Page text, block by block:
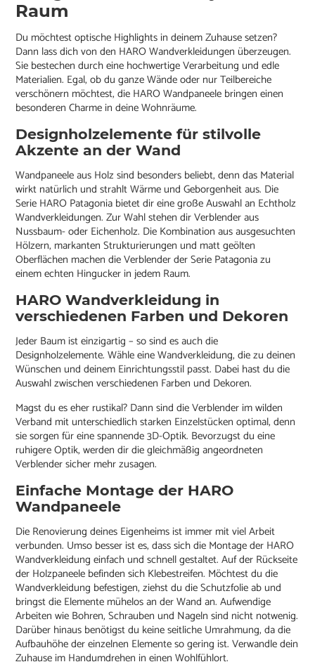
Raum
Du möchtest optische Highlights in deinem Zuhause setzen?
Dann lass dich von den HARO Wandverkleidungen überzeugen.
Sie bestechen durch eine hochwertige Verarbeitung und edle
Materialien. Egal, ob du ganze Wände oder nur Teilbereiche
verschönern möchtest, die HARO Wandpaneele bringen einen
besonderen Charme in deine Wohnräume.
Designholzelemente für stilvolle
Akzente an der Wand
Wandpaneele aus Holz sind besonders beliebt, denn das Material
wirkt natürlich und strahlt Wärme und Geborgenheit aus. Die
Serie HARO Patagonia bietet dir eine große Auswahl an Echtholz
Wandverkleidungen. Zur Wahl stehen dir Verblender aus
Nussbaum- oder Eichenholz. Die Kombination aus ausgesuchten
Hölzern, markanten Strukturierungen und matt geölten
Oberflächen machen die Verblender der Serie Patagonia zu
einem echten Hingucker in jedem Raum.
HARO Wandverkleidung in
verschiedenen Farben und Dekoren
Jeder Baum ist einzigartig – so sind es auch die
Designholzelemente. Wähle eine Wandverkleidung, die zu deinen
Wünschen und deinem Einrichtungsstil passt. Dabei hast du die
Auswahl zwischen verschiedenen Farben und Dekoren.
Magst du es eher rustikal? Dann sind die Verblender im wilden
Verband mit unterschiedlich starken Einzelstücken optimal, denn
sie sorgen für eine spannende 3D-Optik. Bevorzugst du eine
ruhigere Optik, werden dir die gleichmäßig angeordneten
Verblender sicher mehr zusagen.
Einfache Montage der HARO
Wandpaneele
Die Renovierung deines Eigenheims ist immer mit viel Arbeit
verbunden. Umso besser ist es, dass sich die Montage der HARO
Wandverkleidung einfach und schnell gestaltet. Auf der Rückseite
der Holzpaneele befinden sich Klebestreifen. Möchtest du die
Wandverkleidung befestigen, ziehst du die Schutzfolie ab und
bringst die Elemente mühelos an der Wand an. Aufwendige
Arbeiten wie Bohren, Schrauben und Nageln sind nicht notwenig.
Darüber hinaus benötigst du keine seitliche Umrahmung, da die
Aufbauhöhe der einzelnen Elemente so gering ist. Verwandle dein
Zuhause im Handumdrehen in einen Wohlfühlort.